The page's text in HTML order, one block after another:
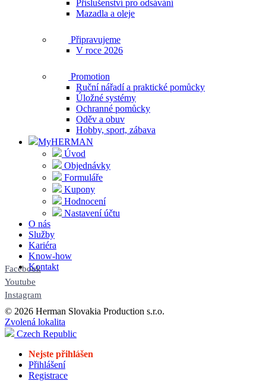
Příslušenství pro odsávání
Mazadla a oleje
Připravujeme
V roce 2026
Promotion
Ruční nářadí a praktické pomůcky
Úložné systémy
Ochranné pomůcky
Oděv a obuv
Hobby, sport, zábava
MyHERMAN
Úvod
Objednávky
Formuláře
Kupony
Hodnocení
Nastavení účtu
O nás
Služby
Kariéra
Know-how
Kontakt
Facebook
Youtube
Instagram
© 2026 Herman Slovakia Production s.r.o.
Zvolená lokalita
Czech Republic
Nejste přihlášen
Přihlášení
Registrace